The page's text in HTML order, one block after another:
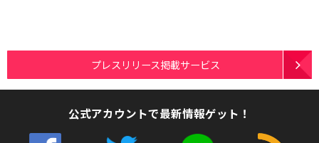
プレスリリース掲載サービス
公式アカウントで最新情報ゲット！